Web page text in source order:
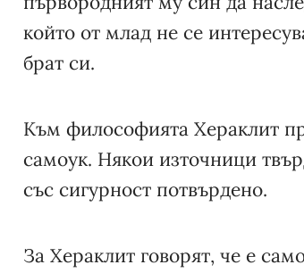
който от млад не се
брат си.
Към философията Хераклит
самоук. Някои източници
със сигурност потвърдено.
За Хераклит говорят, че е